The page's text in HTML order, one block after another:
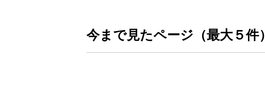
今まで見たページ（最大５件）